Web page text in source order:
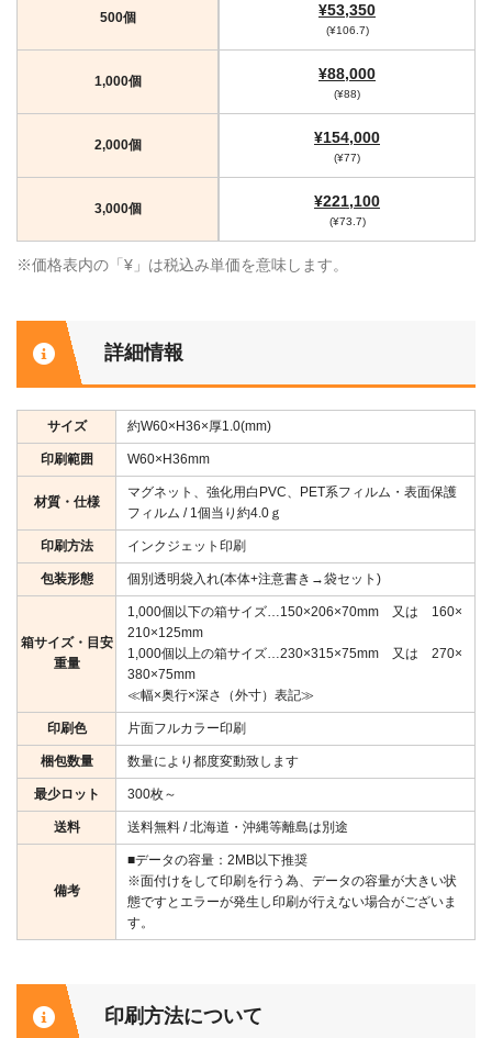
500個 ¥53,350
(¥106.7)
1,000個 ¥88,000
(¥88)
2,000個 ¥154,000
(¥77)
3,000個 ¥221,100
(¥73.7)
※価格表内の「¥」は税込み単価を意味します。
詳細情報
サイズ 約W60×H36×厚1.0(mm)
印刷範囲 W60×H36mm
材質・仕様
マグネット、強化用白PVC、PET系フィルム・表面保護
フィルム / 1個当り約4.0ｇ
印刷方法 インクジェット印刷
包装形態 個別透明袋入れ(本体+注意書き→袋セット)
箱サイズ・目安
重量
1,000個以下の箱サイズ…150×206×70mm 又は 160×
210×125mm
1,000個以上の箱サイズ…230×315×75mm 又は 270×
380×75mm
≪幅×奥行×深さ（外寸）表記≫
印刷色 片面フルカラー印刷
梱包数量 数量により都度変動致します
最少ロット 300枚～
送料 送料無料 / 北海道・沖縄等離島は別途
備考
■データの容量：2MB以下推奨
※面付けをして印刷を行う為、データの容量が大きい状
態ですとエラーが発生し印刷が行えない場合がございま
す。
印刷方法について